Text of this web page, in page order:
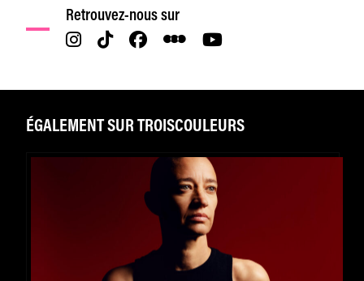
Retrouvez-nous sur
ÉGALEMENT SUR TROISCOULEURS